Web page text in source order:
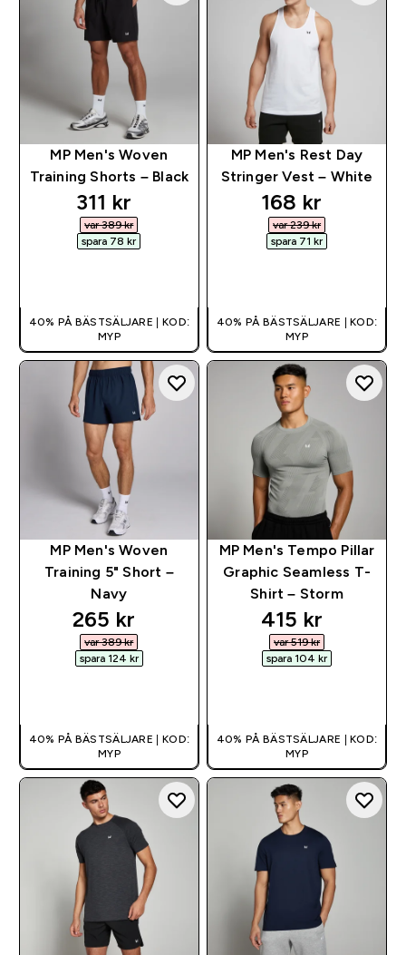
MP Men's Woven
Training Shorts – Black
discounted price
311 kr‎
var 389 kr‎
spara 78 kr‎
40% PÅ BÄSTSÄLJARE | KOD:
MYP
MP Men's Rest Day
Stringer Vest – White
discounted
168 kr‎
var 239 kr‎
spara 71 kr‎
40% PÅ BÄSTSÄLJARE | KOD:
MYP
MP Men's Woven
Training 5" Short –
Navy
discounted price
265 kr‎
var 389 kr‎
spara 124 kr‎
40% PÅ BÄSTSÄLJARE | KOD:
MYP
MP Men's Tempo Pillar
Graphic Seamless T-
Shirt – Storm
discounted
415 kr‎
var 519 kr‎
spara 104 kr‎
40% PÅ BÄSTSÄLJARE | KOD:
MYP